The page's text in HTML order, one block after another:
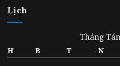
Lịch
Tháng
H B T N